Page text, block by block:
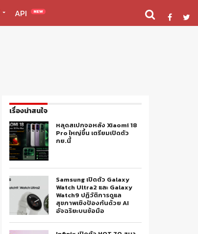
API NEW
เรื่องน่าสนใจ
หลุดสเปกจอหลัง Xiaomi 18
Pro ใหญ่ขึ้น เตรียมเปิดตัว
กย.นี้
Samsung เปิดตัว Galaxy
Watch Ultra2 และ Galaxy
Watch9 ปฏิวัติการดูแล
สุขภาพเชิงป้องกันด้วย AI
อัจฉริยะบนข้อมือ